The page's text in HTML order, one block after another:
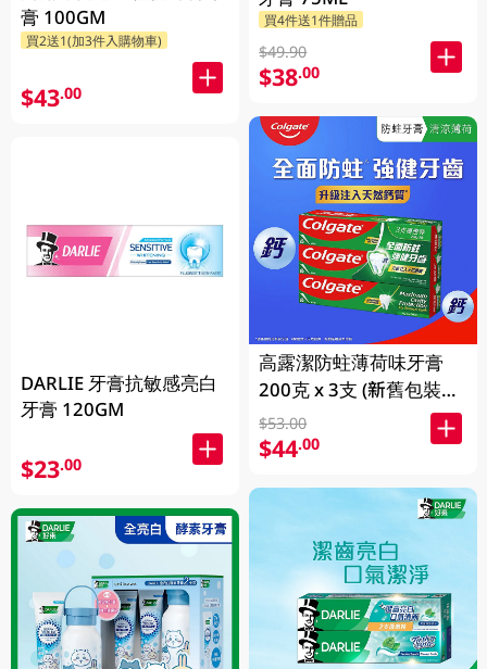
膏 100GM
買2送1(加3件入購物車)
$43.00
DARLIE 牙膏抗敏感亮白
牙膏 120GM
$23.00
買4件送1件贈品
$49.90
$38.00
高露潔防蛀薄荷味牙膏
200克 x 3支 (新舊包裝隨
機發送)
$53.00
$44.00